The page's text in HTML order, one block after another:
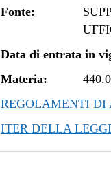
Fonte:
Data di entrata in
Materia:
REGOLAMENTI DI
ITER DELLA